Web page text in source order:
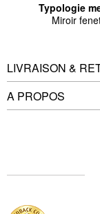
Typologie
Miroir
LIVRAISON &
A PROPOS